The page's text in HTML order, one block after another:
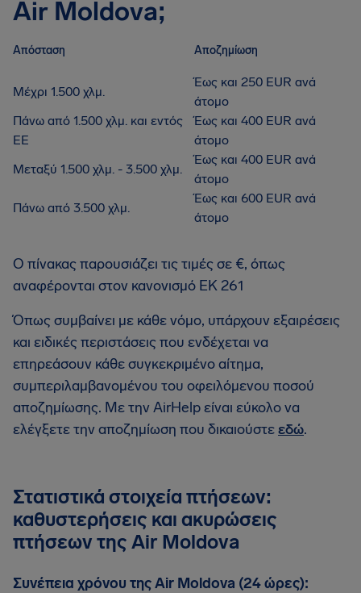
Air Moldova;
Απόσταση Αποζημίωση
Μέχρι 1.500 χλμ.
Έως και 250 EUR ανά
άτομο
Πάνω από 1.500 χλμ. και εντός
ΕΕ
Έως και 400 EUR ανά
άτομο
Μεταξύ 1.500 χλμ. - 3.500 χλμ.
Έως και 400 EUR ανά
άτομο
Πάνω από 3.500 χλμ.
Έως και 600 EUR ανά
άτομο
Ο πίνακας παρουσιάζει τις τιμές σε €, όπως
αναφέρονται στον κανονισμό ΕΚ 261
Όπως συμβαίνει με κάθε νόμο, υπάρχουν εξαιρέσεις
και ειδικές περιστάσεις που ενδέχεται να
επηρεάσουν κάθε συγκεκριμένο αίτημα,
συμπεριλαμβανομένου του οφειλόμενου ποσού
αποζημίωσης. Με την AirHelp είναι εύκολο να
ελέγξετε την αποζημίωση που δικαιούστεεδώ.
Στατιστικά στοιχεία πτήσεων:
καθυστερήσεις και ακυρώσεις
πτήσεων της Air Moldova
Συνέπεια χρόνου της Air Moldova (24 ώρες):